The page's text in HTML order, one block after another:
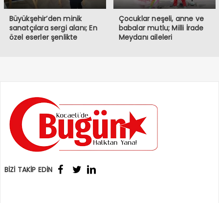
Büyükşehir’den minik
sanatçılara sergi alanı; En
özel eserler şenlikte
Çocuklar neşeli, anne ve
babalar mutlu; Milli İrade
Meydanı aileleri
BİZİ TAKİP EDİN